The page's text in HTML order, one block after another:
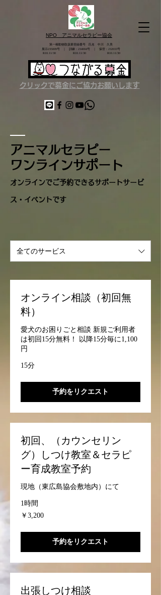
NPO アニマルセラピー協会
第一種動物取扱業登録番号 氏名 中川 久美
展示235009号 ｜ 訓練：234004号 ｜ 保管：232033号
​ R10.11/30 R10.11/30 R10.11/30
クリックで募金にご協力お願いします
アニマルセラピー
ワンラインサポート
オンラインでご予約できるサポートサービ
ス・イベントです
全てのサービス
オンライン相談（初回無
料）
愛犬のお困りごと相談 新規ご利用者
は初回15分無料！ 以降15分毎に1,100
円
15分
予約をリクエスト
初回、（カウンセリン
グ）しつけ教室＆セラピ
ー育成教室予約
現地（東広島協会敷地内）にて
1時間
3,200
円
￥3,200
予約をリクエスト
出張しつけ相談